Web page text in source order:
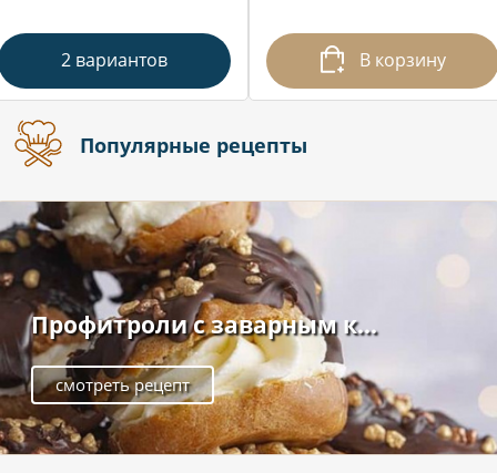
2 вариантов В корзину
Популярные рецепты
Профитроли с заварным к...
смотреть рецепт